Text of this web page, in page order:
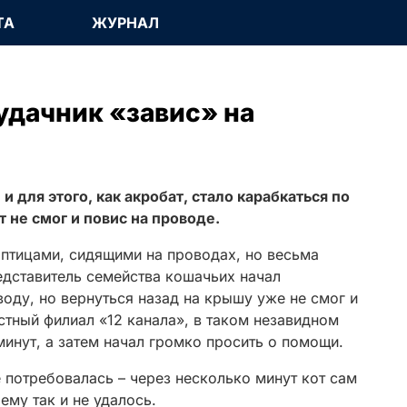
ЖУРНАЛ
«завис» на
этого, как акробат, стало карабкаться по
не смог и повис на проводе.
сидящими на проводах, но весьма
семейства кошачьих начал
но вернуться назад на крышу уже не смог и
филиал «12 канала», в таком незавидном
а затем начал громко просить о помощи.
– через несколько минут кот сам
так и не удалось.